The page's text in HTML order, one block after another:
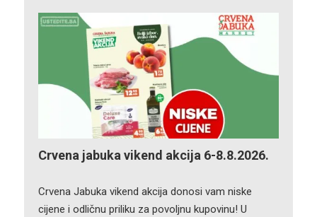
Crvena jabuka vikend akcija 6-8.8.2026.
Crvena Jabuka vikend akcija donosi vam niske
cijene i odličnu priliku za povoljnu kupovinu! U